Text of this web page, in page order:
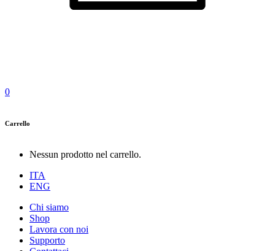
0
Carrello
Nessun prodotto nel carrello.
ITA
ENG
Chi siamo
Shop
Lavora con noi
Supporto